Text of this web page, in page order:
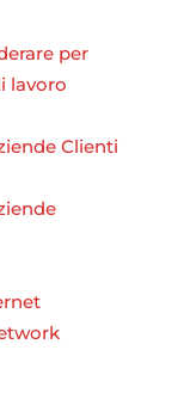
per
lavoro
Clienti